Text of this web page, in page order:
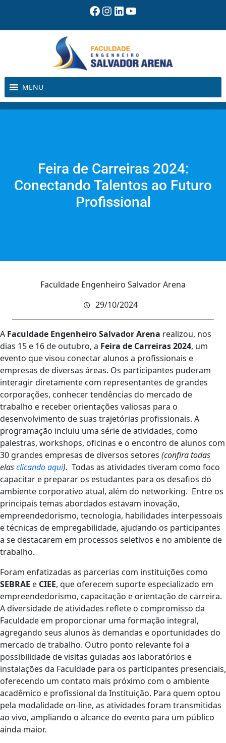
o
Facebook
Instagram
LinkedIn
Youtube
MENU
Feira de Carreiras 2024:
Conectando Talentos ao Futuro
Profissional
Faculdade Engenheiro Salvador Arena
29/10/2024
A Faculdade Engenheiro Salvador Arena realizou, nos
dias 15 e 16 de outubro, a Feira de Carreiras 2024, um
evento que visou conectar alunos a profissionais e
empresas de diversas áreas. Os participantes puderam
interagir diretamente com representantes de grandes
corporações, conhecer tendências do mercado de
trabalho e receber orientações valiosas para o
desenvolvimento de suas trajetórias profissionais. A
programação incluiu uma série de atividades, como
palestras, workshops, oficinas e o encontro de alunos com
30 grandes empresas de diversos setores (confira todas
elasclicando aqui). Todas as atividades tiveram como foco
capacitar e preparar os estudantes para os desafios do
ambiente corporativo atual, além do networking. Entre os
principais temas abordados estavam inovação,
empreendedorismo, tecnologia, habilidades interpessoais
e técnicas de empregabilidade, ajudando os participantes
a se destacarem em processos seletivos e no ambiente de
trabalho.
Foram enfatizadas as parcerias com instituições como
SEBRAE e CIEE, que oferecem suporte especializado em
empreendedorismo, capacitação e orientação de carreira.
A diversidade de atividades reflete o compromisso da
Faculdade em proporcionar uma formação integral,
agregando seus alunos às demandas e oportunidades do
mercado de trabalho. Outro ponto relevante foi a
possibilidade de visitas guiadas aos laboratórios e
instalações da Faculdade para os participantes presenciais,
oferecendo um contato mais próximo com o ambiente
acadêmico e profissional da Instituição. Para quem optou
pela modalidade on-line, as atividades foram transmitidas
ao vivo, ampliando o alcance do evento para um público
ainda maior.